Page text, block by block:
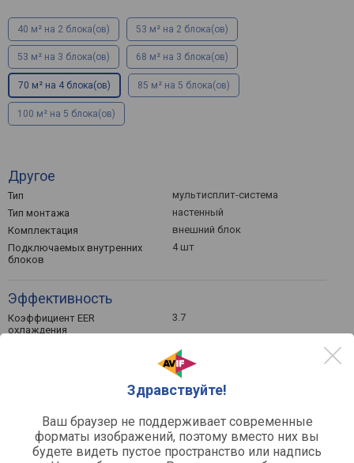
Здравствуйте!
Ваш браузер не поддерживает современные
форматы изображений, поэтому вместо них вы
будете видеть пустое пространство или надпись
40 м² на 2 блока(ов) 53 м² на 2 блока(ов)
53 м² на 3 блока(ов) 68 м² на 3 блока(ов)
70 м² на 4 блока(ов) 85 м² на 5 блока(ов)
100 м² на 5 блока(ов)
Другое
Тип
мультисплит-система
Тип монтажа
настенный
Комплектация
внешний блок
Подключаемых внутренних
блоков
4 шт
Эффективность
Коэффициент EER
охлаждения
3.7
4.2
8.1
Сезонный коэффициент SCOP
4.6
Энергоэффективность EER
(охлаждение)
A
Энергоэффективность COP
A